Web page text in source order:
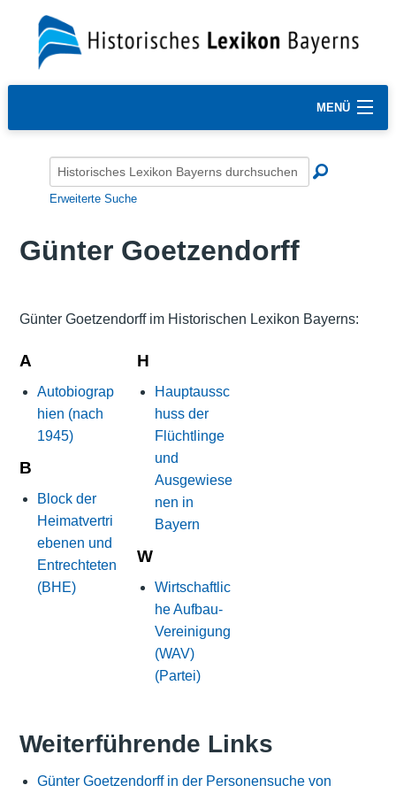
MENÜ
Erweiterte Suche
Günter Goetzendorff
Günter Goetzendorff im Historischen Lexikon Bayerns:
A
Autobiograp
hien (nach
1945)
B
Block der
Heimatvertri
ebenen und
Entrechteten
(BHE)
H
Hauptaussc
huss der
Flüchtlinge
und
Ausgewiese
nen in
Bayern
W
Wirtschaftlic
he Aufbau-
Vereinigung
(WAV)
(Partei)
Weiterführende Links
Günter Goetzendorff in der Personensuche von